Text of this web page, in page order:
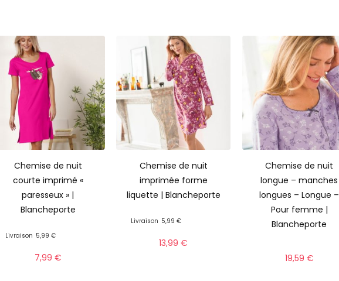
Chemise de nuit
courte imprimé «
paresseux » |
Blancheporte
Livraison 5,99 €
7,99 €
Chemise de nuit
imprimée forme
liquette | Blancheporte
Livraison 5,99 €
13,99€
Chemise de nuit
longue – manches
longues – Longue –
Pour femme |
Blancheporte
19,59 €